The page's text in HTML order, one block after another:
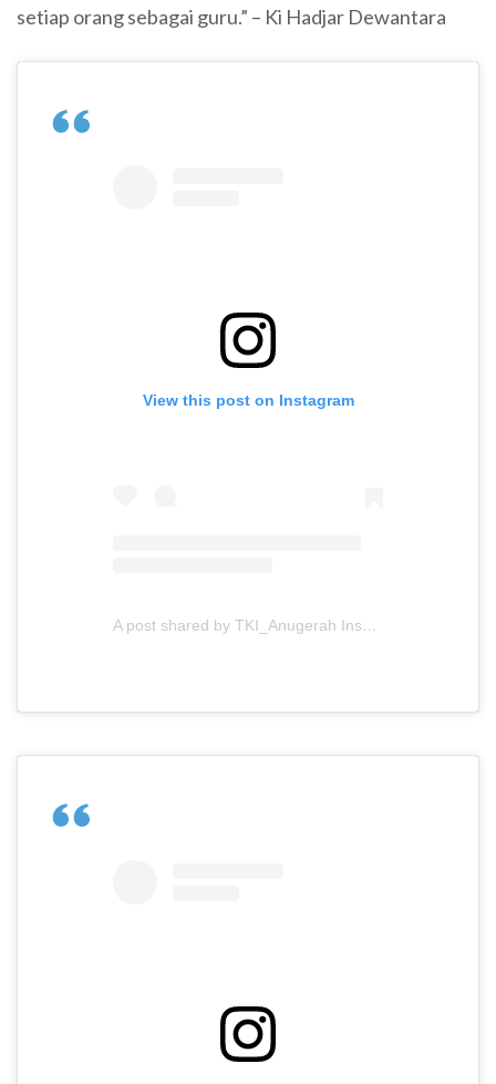
setiap orang sebagai guru.” – Ki Hadjar Dewantara
View this post on Instagram
A post shared by TKI_Anugerah Insani (@tki_anugerahinsani)